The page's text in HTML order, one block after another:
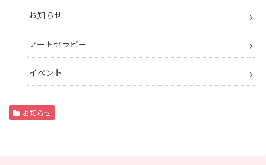
お知らせ
アートセラピー
イベント
お知らせ